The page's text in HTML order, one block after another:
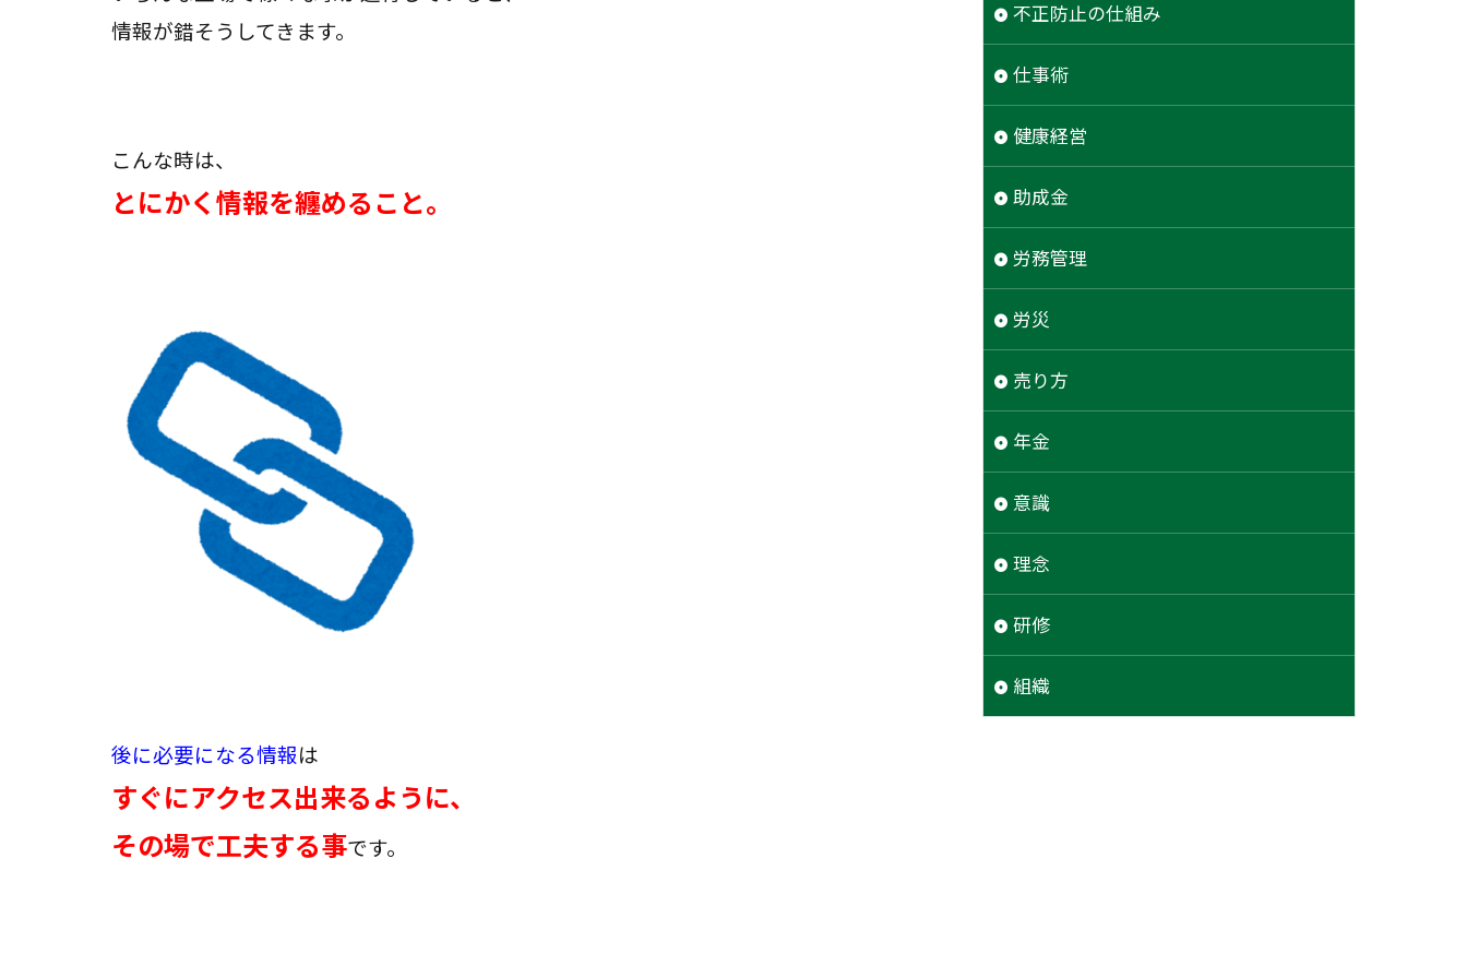
情報が錯そうしてきます。
こんな時は、
とにかく情報を纏めること。
後に必要になる情報は
すぐにアクセス出来るように、
その場で工夫する事です。
不正防止の仕組み
仕事術
健康経営
助成金
労務管理
労災
売り方
年金
意識
理念
研修
組織